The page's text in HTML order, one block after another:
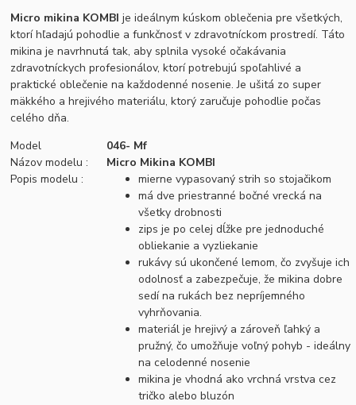
Micro mikina KOMBIje ideálnym kúskom oblečenia pre všetkých,
ktorí hľadajú pohodlie a funkčnosť v zdravotníckom prostredí. Táto
mikina je navrhnutá tak, aby splnila vysoké očakávania
zdravotníckych profesionálov, ktorí potrebujú spoľahlivé a
praktické oblečenie na každodenné nosenie. Je ušitá zo super
mäkkého a hrejivého materiálu, ktorý zaručuje pohodlie počas
celého dňa.
Model
046- Mf
Názov modelu :
Micro Mikina KOMBI
Popis modelu :
mierne vypasovaný strih so stojačikom
má dve priestranné bočné vrecká na
všetky drobnosti
zips je po celej dĺžke pre jednoduché
obliekanie a vyzliekanie
rukávy sú ukončené lemom, čo zvyšuje ich
odolnosť a zabezpečuje, že mikina dobre
sedí na rukách bez nepríjemného
vyhrňovania.
materiál je hrejivý a zároveň ľahký a
pružný, čo umožňuje voľný pohyb - ideálny
na celodenné nosenie
mikina je vhodná ako vrchná vrstva cez
tričko alebo bluzón